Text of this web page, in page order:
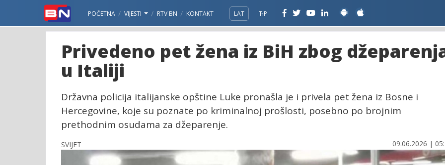
POČETNA VIJESTI RTV BN KONTAKT LAT ЋР
Privedeno pet žena iz BiH zbog
u Italiji
Državna policija italijanske opštine Luke pronašla je i privela pet žena iz Bosne i
Hercegovine, koje su poznate po kriminalnoj prošlosti, posebno po brojnim
prethodnim osudama za džeparenje.
SVIJET 09.06.2026 |